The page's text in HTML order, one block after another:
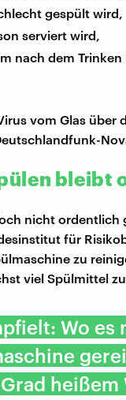
gespült wird,
serviert wird,
nach dem
vom Glas
bleibt
nicht
für
zu
viel Spülmittel
Wo
heißem